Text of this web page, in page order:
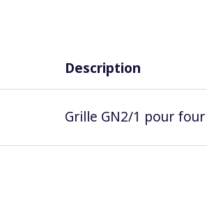
Description
Grille GN2/1 pour four